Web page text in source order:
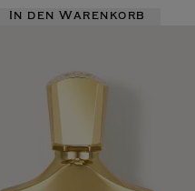
In den Warenkorb